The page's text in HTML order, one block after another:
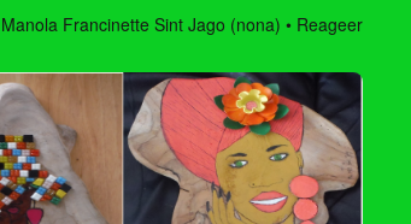
Manola Francinette Sint Jago (nona) Reageer